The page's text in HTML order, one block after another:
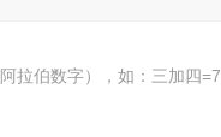
拉伯数字），如：三加四=7